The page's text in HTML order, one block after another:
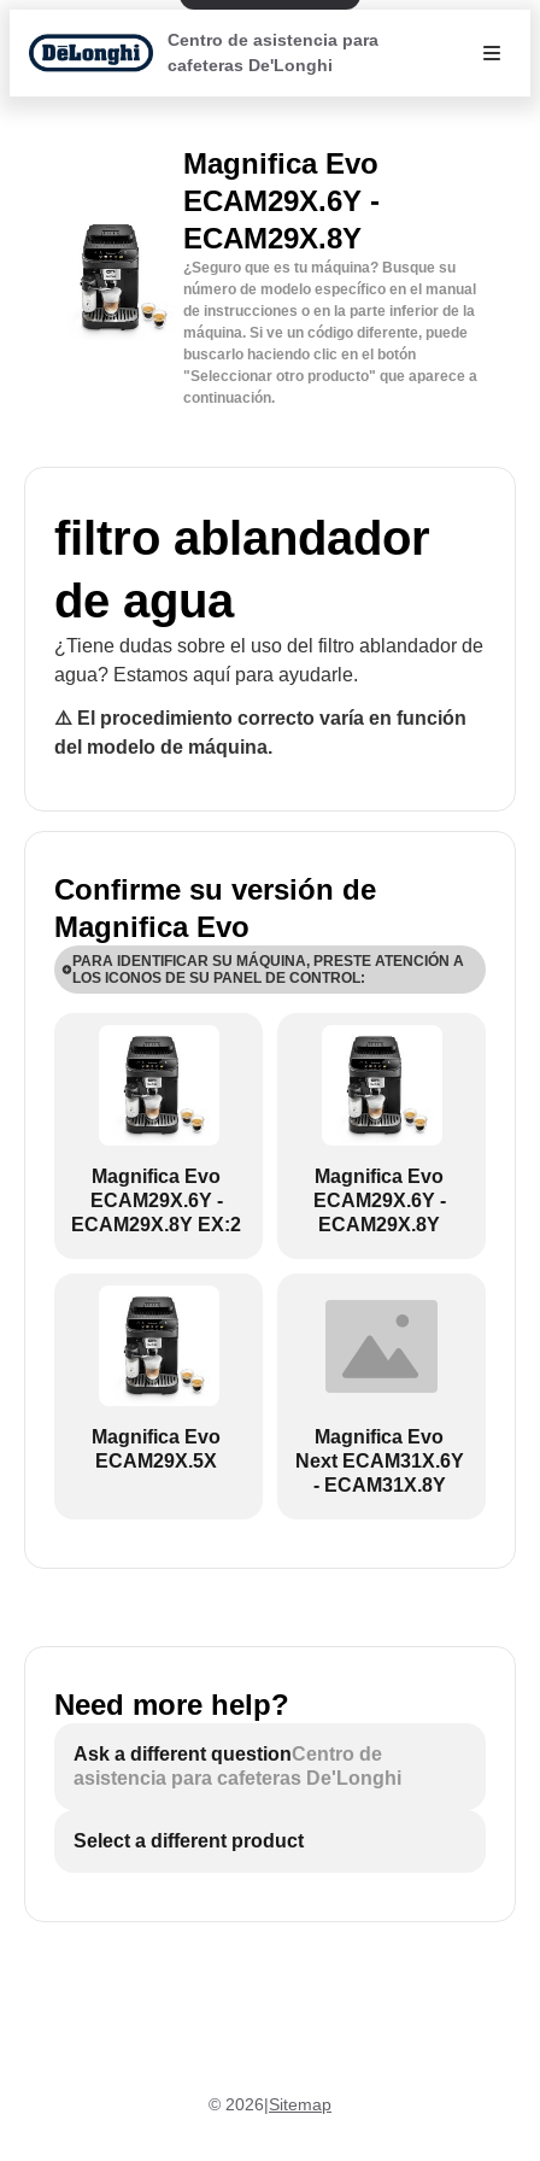
Centro de asistencia para
cafeteras De'Longhi
Magnifica Evo
ECAM29X.6Y -
ECAM29X.8Y
¿Seguro que es tu máquina? Busque su
número de modelo específico en el manual
de instrucciones o en la parte inferior de la
máquina. Si ve un código diferente, puede
buscarlo haciendo clic en el botón
"Seleccionar otro producto" que aparece a
continuación.
filtro ablandador
de agua
¿Tiene dudas sobre el uso del filtro ablandador de
agua? Estamos aquí para ayudarle.
⚠️ El procedimiento correcto varía en función
del modelo de máquina.
Confirme su versión de
Magnifica Evo
PARA IDENTIFICAR SU MÁQUINA, PRESTE ATENCIÓN A
LOS ICONOS DE SU PANEL DE CONTROL:
ECAM29X.6Y-ECAM29X.8Y EX:2:
ECAM29X.5Y - iconos en blanco y negro:
Magnifica Evo
ECAM29X.6Y -
ECAM29X.8Y EX:2
Magnifica Evo
ECAM29X.6Y -
ECAM29X.8Y
Magnifica Evo
ECAM29X.5X
Magnifica Evo
Next ECAM31X.6Y
- ECAM31X.8Y
Need more help?
Ask a different questionCentro de
asistencia para cafeteras De'Longhi
Select a different product
© 2026|Sitemap